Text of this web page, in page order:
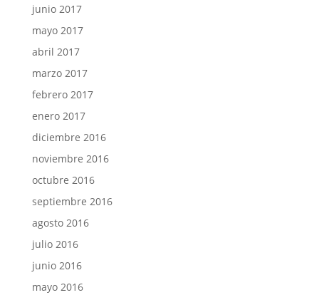
junio 2017
mayo 2017
abril 2017
marzo 2017
febrero 2017
enero 2017
diciembre 2016
noviembre 2016
octubre 2016
septiembre 2016
agosto 2016
julio 2016
junio 2016
mayo 2016